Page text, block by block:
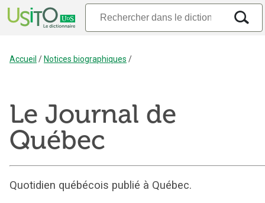
Accueil /Notices biographiques /
Le Journal de
Québec
Quotidien québécois publié à Québec.